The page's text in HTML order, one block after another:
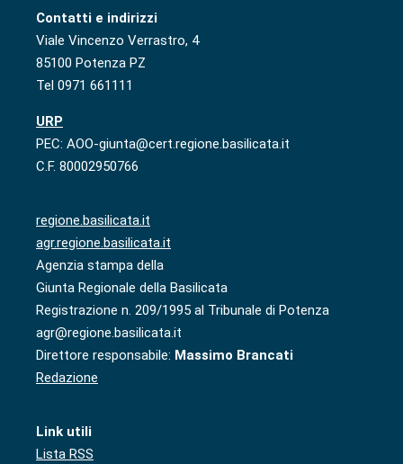
Contatti e indirizzi
Viale Vincenzo Verrastro, 4
85100 Potenza PZ
Tel 0971 661111
URP
PEC: AOO-giunta@cert.regione.basilicata.it
C.F. 80002950766
regione.basilicata.it
agr.regione.basilicata.it
Agenzia stampa della
Giunta Regionale della Basilicata
Registrazione n. 209/1995 al Tribunale di Potenza
agr@regione.basilicata.it
Direttore responsabile: Massimo Brancati
Redazione
Link utili
Lista RSS